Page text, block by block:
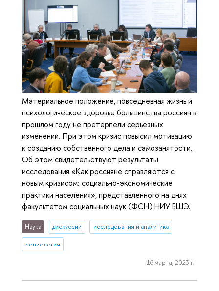
Материальное положение, повседневная жизнь и
психологическое здоровье большинства россиян в
прошлом году не претерпели серьезных
изменений. При этом кризис повысил мотивацию
к созданию собственного дела и самозанятости.
Об этом свидетельствуют результаты
исследования «Как россияне справляются с
новым кризисом: социально-экономические
практики населения», представленного на днях
факультетом социальных наук (ФСН) НИУ ВШЭ.
Наука дискуссии исследования и аналитика
социология
16 марта, 2023 г.